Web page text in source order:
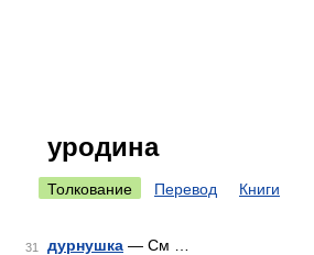
уродина
Толкование Перевод Книги
31 дурнушка — См …